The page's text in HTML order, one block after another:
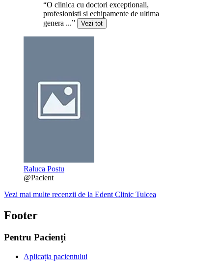
“O clinica cu doctori exceptionali,
profesionisti si echipamente de ultima
genera ...”
Vezi tot
Raluca Postu
@Pacient
Vezi mai multe recenzii de la Edent Clinic Tulcea
Footer
Pentru Pacienți
Aplicația pacientului